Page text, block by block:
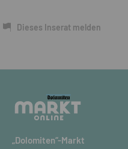
Dieses Inserat melden
„Dolomiten“-Markt